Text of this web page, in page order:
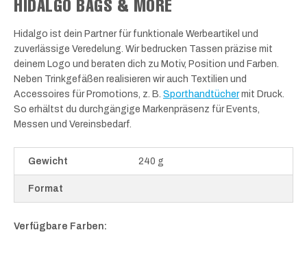
HIDALGO BAGS & MORE
Hidalgo ist dein Partner für funktionale Werbeartikel und
zuverlässige Veredelung. Wir bedrucken Tassen präzise mit
deinem Logo und beraten dich zu Motiv, Position und Farben.
Neben Trinkgefäßen realisieren wir auch Textilien und
Accessoires für Promotions, z. B. Sporthandtüchermit Druck.
So erhältst du durchgängige Markenpräsenz für Events,
Messen und Vereinsbedarf.
Gewicht 240 g
Format
Verfügbare Farben: